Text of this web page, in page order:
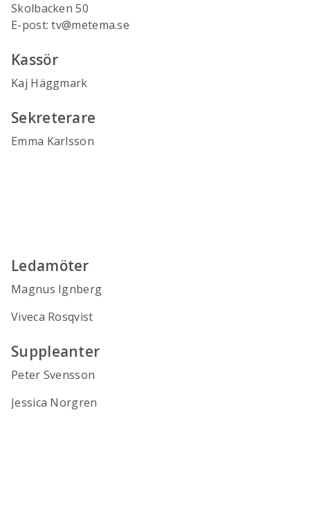
Skolbacken 50
E-post: tv@metema.se
Kassör
Kaj Häggmark
Sekreterare
Emma Karlsson
Ledamöter
Magnus Ignberg
Viveca Rosqvist
Suppleanter
Peter Svensson
Jessica Norgren